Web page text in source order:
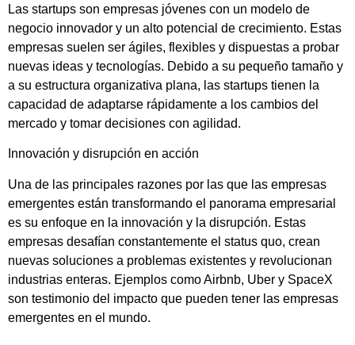
Las startups son empresas jóvenes con un modelo de
negocio innovador y un alto potencial de crecimiento. Estas
empresas suelen ser ágiles, flexibles y dispuestas a probar
nuevas ideas y tecnologías. Debido a su pequeño tamaño y
a su estructura organizativa plana, las startups tienen la
capacidad de adaptarse rápidamente a los cambios del
mercado y tomar decisiones con agilidad.
Innovación y disrupción en acción
Una de las principales razones por las que las empresas
emergentes están transformando el panorama empresarial
es su enfoque en la innovación y la disrupción. Estas
empresas desafían constantemente el status quo, crean
nuevas soluciones a problemas existentes y revolucionan
industrias enteras. Ejemplos como Airbnb, Uber y SpaceX
son testimonio del impacto que pueden tener las empresas
emergentes en el mundo.